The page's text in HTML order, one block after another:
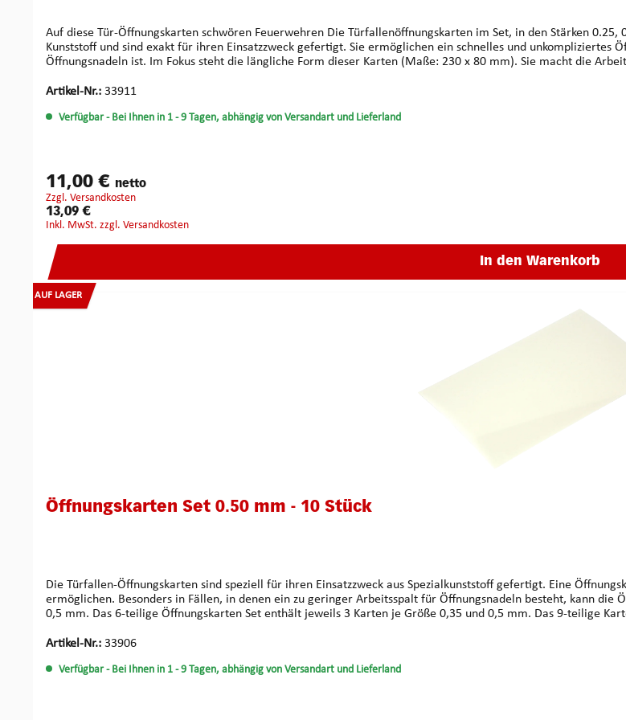
Auf diese Tür-Öffnungskarten schwören Feuerwehren Die Türfallenöffnungskarten im Set, in den Stärken 0.25, 0.35 und 0.5 mm (zu je 2 Stück), bestehen aus einem speziell angepassten
Kunststoff und sind exakt für ihren Einsatzzweck gefertigt. Sie ermöglichen ein schnelles und unkompliziertes
Öffnungsnadeln ist. Im Fokus steht die längliche Form dieser Karten (Maße: 230 x 80 mm). Sie macht die Arbeit vor Ort deutlich praktischer und überzeugt in Flexibilität und Handhabung –
Artikel-Nr.: 33911
Verfügbar - Bei Ihnen in 1 - 9 Tagen, abhängig von Versandart und Lieferland
11,00 € netto
zzgl. Versandkosten
13,09 €
inkl. MwSt. zzgl. Versandkosten
In den Warenkorb
AUF LAGER
Öffnungskarten Set 0.50 mm - 10 Stück
Die Türfallen-Öffnungskarten sind speziell für ihren Einsatzzweck aus Spezialkunststoff gefertigt. Eine
ermöglichen. Besonders in Fällen, in denen ein zu geringer Arbeitsspalt für Öffnungsnadeln besteht, kann die
0,5 mm. Das 6-teilige Öffnungskarten Set enthält jeweils 3 Karten je Größe 0,35 und 0,5 mm. Das 9-teilige
Artikel-Nr.: 33906
Verfügbar - Bei Ihnen in 1 - 9 Tagen, abhängig von Versandart und Lieferland